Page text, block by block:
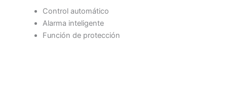
Control automático
Alarma inteligente
Función de protección